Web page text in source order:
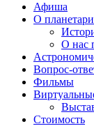
Афиша
О
О нас
Вопрос-
Фильмы
Стоимость